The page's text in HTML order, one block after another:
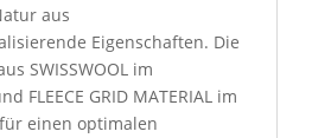
aus
Eigenschaften. Die
SWISSWOOL im
FLEECE GRID MATERIAL im
einen optimalen